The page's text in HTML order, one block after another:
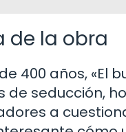
de la obra
400 años, «El
seducción,
a